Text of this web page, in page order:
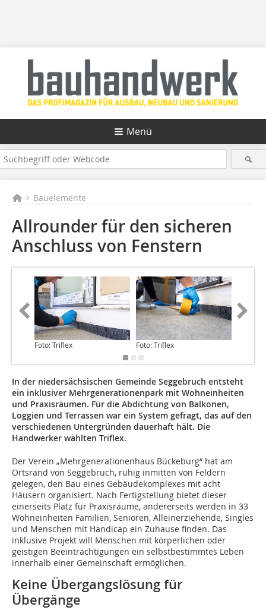
Menü
Bauelemente
Allrounder für den sicheren
Anschluss von Fenstern
Foto: Triflex Foto: Triflex
In der niedersächsischen Gemeinde Seggebruch entsteht
ein inklusiver Mehrgenerationenpark mit Wohneinheiten
und Praxisräumen. Für die Abdichtung von Balkonen,
Loggien und Terrassen war ein System gefragt, das auf den
verschiedenen Untergründen dauerhaft hält. Die
Handwerker wählten Triflex.
Der Verein „Mehrgenerationenhaus Bückeburg“ hat am
Ortsrand von Seggebruch, ruhig inmitten von Feldern
gelegen, den Bau eines Gebäudekomplexes mit acht
Häusern organisiert. Nach Fertigstellung bietet dieser
einerseits Platz für Praxisräume, andererseits werden in 33
Wohneinheiten Familien, Senioren, Alleinerziehende, Singles
und Menschen mit Handicap ein Zuhause finden. Das
inklusive Projekt will Menschen mit körperlichen oder
geistigen Beeinträchtigungen ein selbstbestimmtes Leben
innerhalb einer Gemeinschaft ermöglichen.
Keine Übergangslösung für
Übergänge